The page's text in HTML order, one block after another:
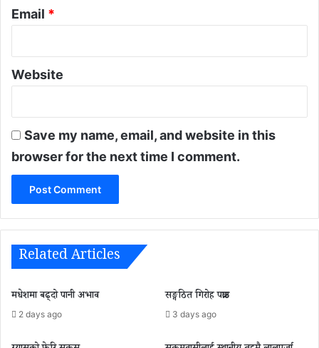
Email *
Website
Save my name, email, and website in this
browser for the next time I comment.
Related Articles
मधेशमा बढ्दो पानी अभाव
2 days ago
सङ्गठित गिरोह पक्राउ
3 days ago